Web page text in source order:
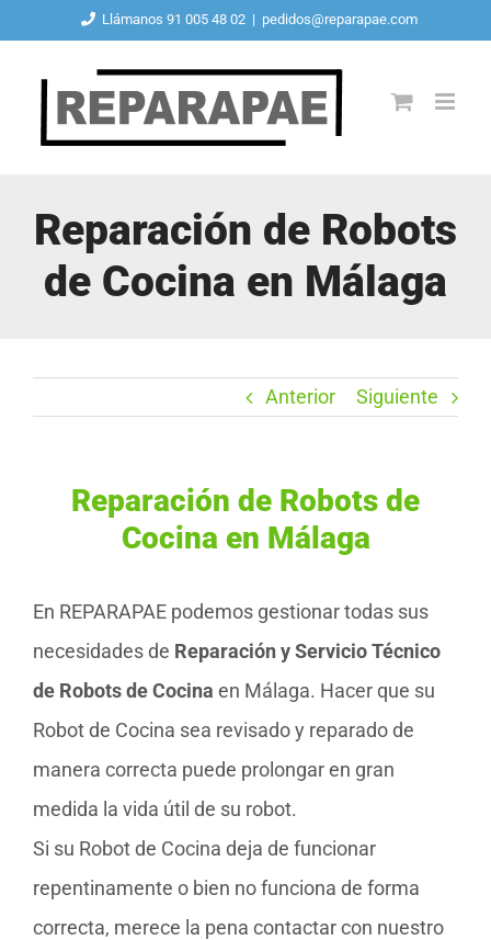
contenido
Llámanos 91 005 48 02 | pedidos@reparapae.com
Reparación de Robots
de Cocina en Málaga
Anterior Siguiente
Reparación de Robots de
Cocina en Málaga
En REPARAPAE podemos gestionar todas sus
necesidades de Reparación y Servicio Técnico
de Robots de Cocina en Málaga. Hacer que su
Robot de Cocina sea revisado y reparado de
manera correcta puede prolongar en gran
medida la vida útil de su robot.
Si su Robot de Cocina deja de funcionar
repentinamente o bien no funciona de forma
correcta, merece la pena contactar con nuestro